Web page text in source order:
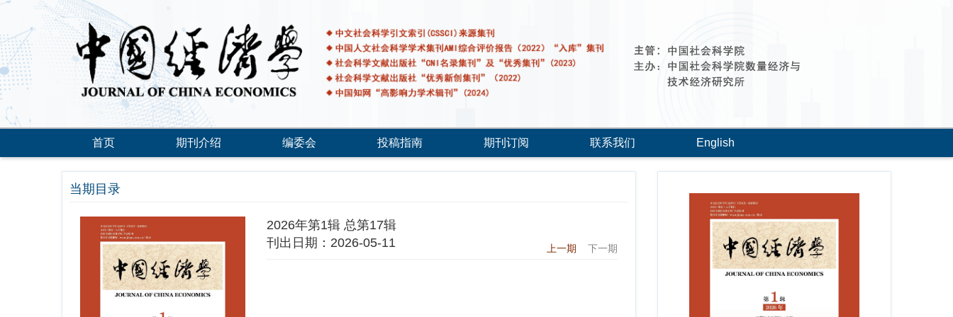
首页 期刊介绍 编委会 投稿指南 期刊订阅 联系我们 English
当期目录
2026年第1辑 总第17辑
刊出日期：2026-05-11
上一期 下一期